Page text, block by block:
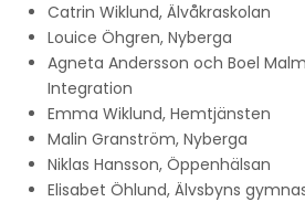
Catrin Wiklund, Älvåkraskolan
Louice Öhgren, Nyberga
Agneta Andersson och Boel
Integration
Emma Wiklund, Hemtjänsten
Malin Granström, Nyberga
Niklas Hansson, Öppenhälsan
Elisabet Öhlund, Älvsbyns